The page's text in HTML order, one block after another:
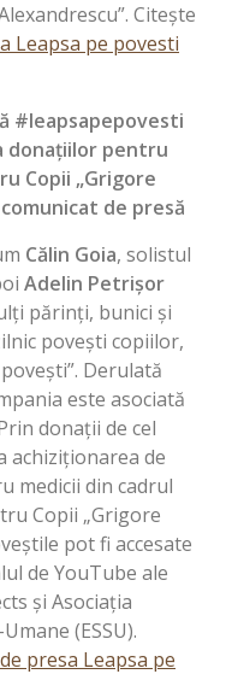
Citește
Leapsa pe povesti
#leapsapepovesti
donațiilor pentru
Copii „Grigore
de presă
Călin Goia, solistul
Adelin Petrișor
părinți, bunici și
povești copiilor,
Derulată
este asociată
donații de cel
achiziționarea de
medicii din cadrul
Copii „Grigore
pot fi accesate
de YouTube ale
și Asociația
(ESSU).
presa Leapsa pe